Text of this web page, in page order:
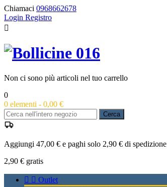
Chiamaci 0968662678
Login Registro

Non ci sono più articoli nel tuo carrello
0
0 elementi - 0,00 €
Cerca
Aggiungi 47,00 € e paghi solo 2,90 € di spedizione
2,90 € gratis
  Outlet